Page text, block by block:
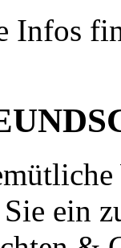
Infos
ein